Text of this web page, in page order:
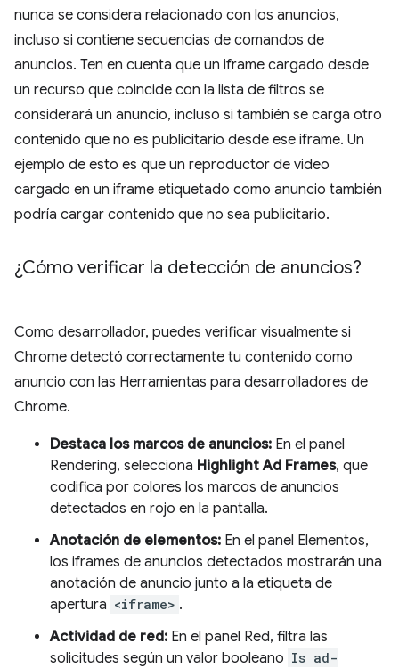
nunca se considera relacionado con los anuncios,
incluso si contiene secuencias de comandos de
anuncios. Ten en cuenta que un iframe cargado desde
un recurso que coincide con la lista de filtros se
considerará un anuncio, incluso si también se carga otro
contenido que no es publicitario desde ese iframe. Un
ejemplo de esto es que un reproductor de video
cargado en un iframe etiquetado como anuncio también
podría cargar contenido que no sea publicitario.
¿Cómo verificar la detección de anuncios?
Como desarrollador, puedes verificar visualmente si
Chrome detectó correctamente tu contenido como
anuncio con las Herramientas para desarrolladores de
Chrome.
Destaca los marcos de anuncios: En el panel
Rendering, selecciona Highlight Ad Frames, que
codifica por colores los marcos de anuncios
detectados en rojo en la pantalla.
Anotación de elementos: En el panel Elementos,
los iframes de anuncios detectados mostrarán una
anotación de anuncio junto a la etiqueta de
apertura <iframe> .
Actividad de red: En el panel Red, filtra las
solicitudes según un valor booleano Is ad-